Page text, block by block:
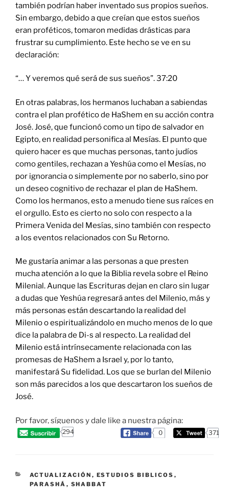
también podrían haber inventado sus propios sueños.
Sin embargo, debido a que creían que estos sueños
eran proféticos, tomaron medidas drásticas para
frustrar su cumplimiento. Este hecho se ve en su
declaración:
“… Y veremos qué será de sus sueños”. 37:20
En otras palabras, los hermanos luchaban a sabiendas
contra el plan profético de HaShem en su acción contra
José. José, que funcionó como un tipo de salvador en
Egipto, en realidad personifica al Mesías. El punto que
quiero hacer es que muchas personas, tanto judíos
como gentiles, rechazan a Yeshúa como el Mesías, no
por ignorancia o simplemente por no saberlo, sino por
un deseo cognitivo de rechazar el plan de HaShem.
Como los hermanos, esto a menudo tiene sus raíces en
el orgullo. Esto es cierto no solo con respecto a la
Primera Venida del Mesías, sino también con respecto
a los eventos relacionados con Su Retorno.
Me gustaría animar a las personas a que presten
mucha atención a lo que la Biblia revela sobre el Reino
Milenial. Aunque las Escrituras dejan en claro sin lugar
a dudas que Yeshúa regresará antes del Milenio, más y
más personas están descartando la realidad del
Milenio o espiritualizándolo en mucho menos de lo que
dice la palabra de Di-s al respecto. La realidad del
Milenio está intrínsecamente relacionada con las
promesas de HaShem a Israel y, por lo tanto,
manifestará Su fidelidad. Los que se burlan del Milenio
son más parecidos a los que descartaron los sueños de
José.
Por favor, síguenos y dale like a nuestra página:
294 0 371
CATEGORIES
ACTUALIZACIÓN , ESTUDIOS BIBLICOS ,
PARASHÁ , SHABBAT